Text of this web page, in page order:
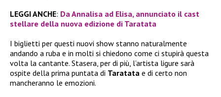
LEGGI ANCHE: Da Annalisa ad Elisa, annunciato il cast
stellare della nuova edizione di Taratata
I biglietti per questi nuovi show stanno naturalmente
andando a ruba e in molti si chiedono come ci stupirà questa
volta la cantante. Stasera, per di più, l’artista ligure sarà
ospite della prima puntata di Taratata e di certo non
mancheranno le emozioni.